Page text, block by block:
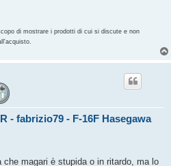
di mostrare i prodotti di cui si discute e non
- fabrizio79 - F-16F Hasegawa
magari è stupida o in ritardo, ma lo